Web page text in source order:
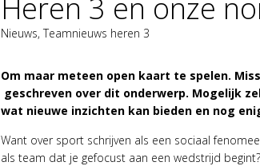
Heren 3 en onze
Nieuws,Teamnieuws heren 3
Om maar meteen open kaart te spelen.
geschreven over dit onderwerp. Mogelijk
wat nieuwe inzichten kan bieden en nog
Want over sport schrijven als een sociaal
als team dat je gefocust aan een wedstrijd